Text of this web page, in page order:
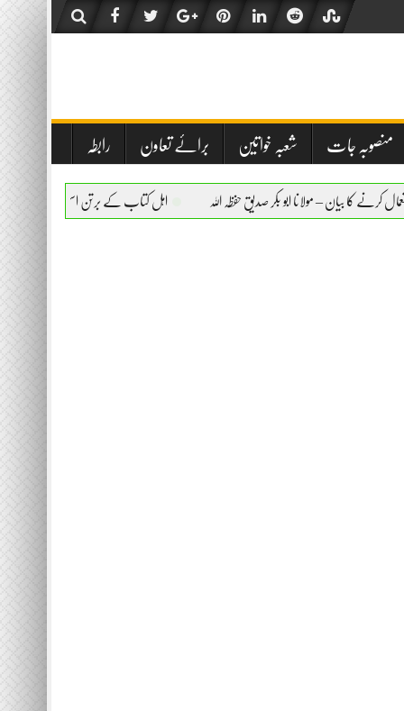
منصوبہ جات شعبہ خواتین برائے تعاون رابطہ
ابو بکر صدیق حفظہ اللہ اہل کتاب کے برتن استعمال کرنے کا بیان – مولانا ابو بکر